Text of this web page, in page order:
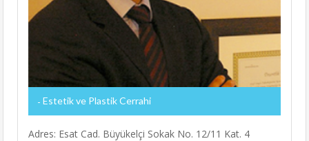
Estetik ve Plastik Cerrahi
Adres: Esat Cad. Büyükelçi Sokak No. 12/11 Kat. 4